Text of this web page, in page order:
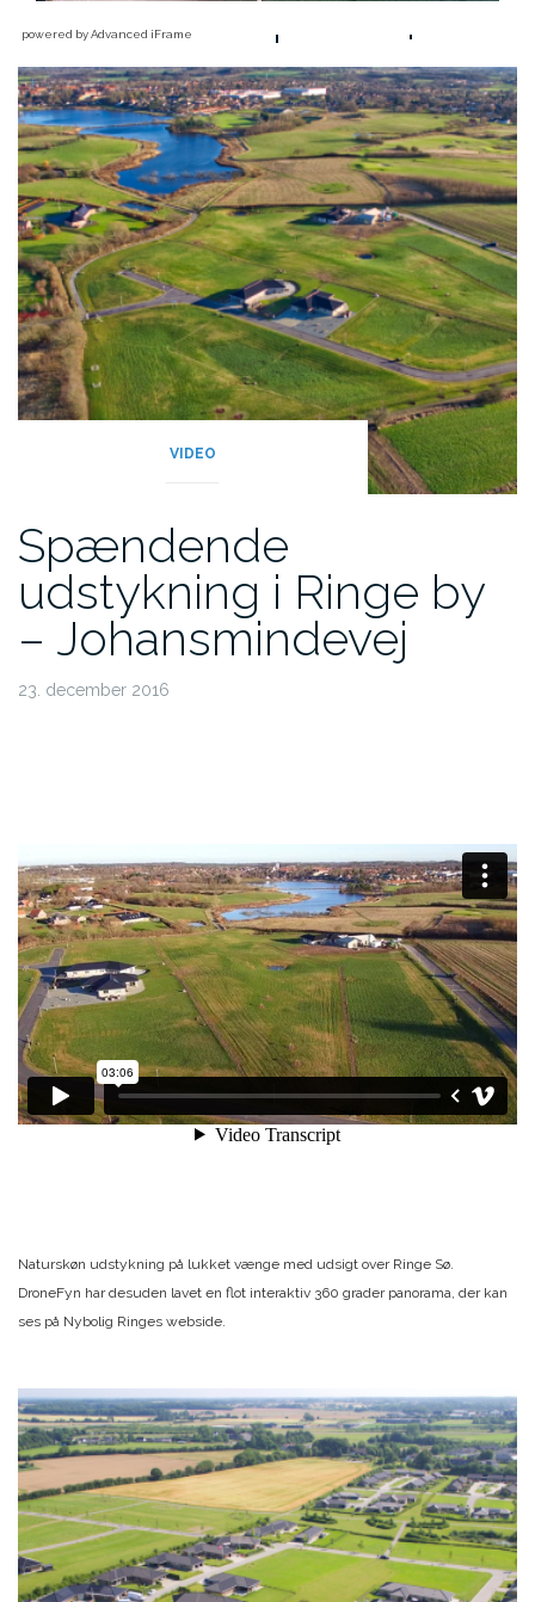
powered by Advanced iFrame
VIDEO
Spændende
udstykning i Ringe by
– Johansmindevej
23. december 2016
Naturskøn udstykning på lukket vænge med udsigt over Ringe Sø.
DroneFyn har desuden lavet en flot interaktiv 360 grader panorama, der kan
ses på Nybolig Ringes webside.